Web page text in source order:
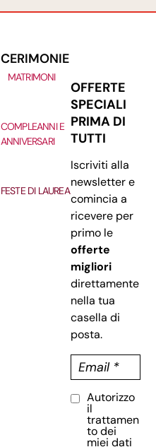
CERIMONIE
MATRIMONI
COMPLEANNI E
ANNIVERSARI
FESTE DI LAUREA
OFFERTE
SPECIALI
PRIMA DI
TUTTI
Iscriviti alla
newsletter e
comincia a
ricevere per
primo le
offerte
migliori
direttamente
nella tua
casella di
posta.
E
m
a
iC
Autorizzo
il
trattamen
to dei
miei dati